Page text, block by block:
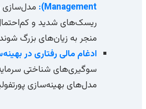
Management):
مدل‌سازی
ریسک‌های شدید و
منجر به زیان‌های بزرگ
ادغام مالی رفتاری در
سوگیری‌های شناختی
مدل‌های بهینه‌سازی